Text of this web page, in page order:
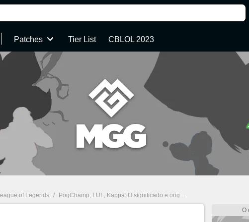
Patches Tier List CBLOL 2023
of Legends / PogChamp, LUL, Kappa: O significado e origem dos memes dos esports